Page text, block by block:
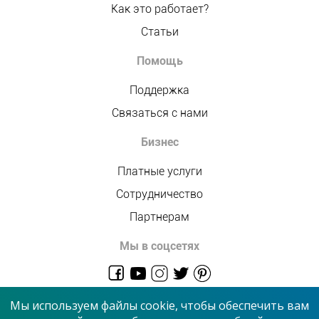
Как это работает?
Статьи
Помощь
Поддержка
Связаться с нами
Бизнес
Платные услуги
Сотрудничество
Партнерам
Мы в соцсетях
Мы используем файлы cookie, чтобы обеспечить вам